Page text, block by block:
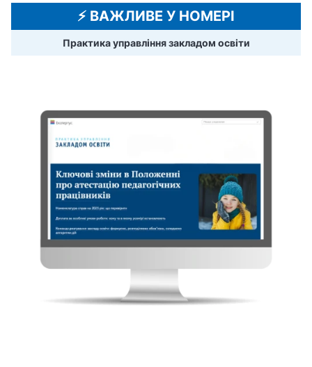
⚡️ ВАЖЛИВЕ У НОМЕРІ
Практика управління закладом освіти